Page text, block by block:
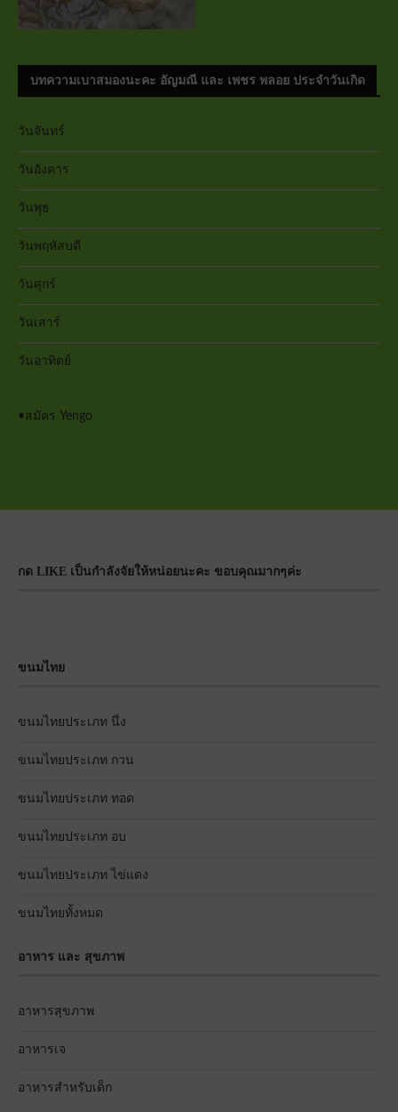
บทความเบาสมองนะคะ อัญมณี และ เพชร พลอย ประจำวันเกิด
วันจันทร์
วันอังคาร
วันพุธ
วันพฤหัสบดี
วันศุกร์
วันเสาร์
วันอาทิตย์
•สมัคร Yengo
กด LIKE เป็นกำลังจัยให้หน่อยนะคะ ขอบคุณมากๆค่ะ
ขนมไทย
ขนมไทยประเภท นึ่ง
ขนมไทยประเภท กวน
ขนมไทยประเภท ทอด
ขนมไทยประเภท อบ
ขนมไทยประเภท ไข่แดง
ขนมไทยทั้งหมด
อาหาร และ สุขภาพ
อาหารสุขภาพ
อาหารเจ
อาหารสำหรับเด็ก